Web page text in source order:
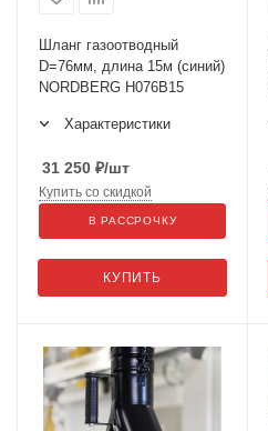
Шланг газоотводный
D=76мм, длина 15м (синий)
NORDBERG H076B15
Характеристики
31 250 ₽/шт
КУПИТЬ
Купить со скидкой
В РАССРОЧКУ